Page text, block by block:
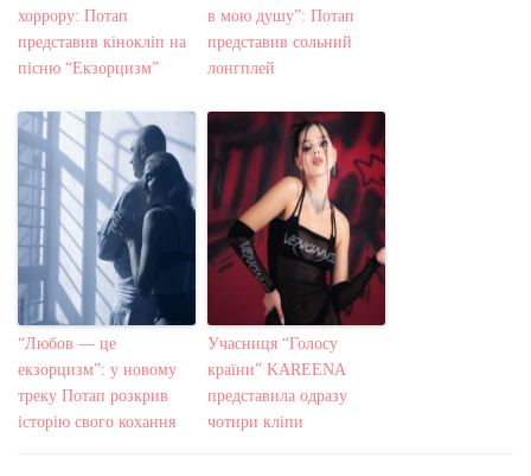
хоррору: Потап
представив кінокліп на
пісню “Екзорцизм”
в мою душу”: Потап
представив сольний
лонгплей
“Любов — це
екзорцизм”: у новому
треку Потап розкрив
історію свого кохання
Учасниця “Голосу
країни” KAREENA
представила одразу
чотири кліпи